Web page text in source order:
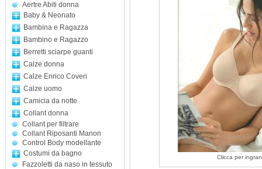
Aertre Abiti donna
Baby & Neonato
Bambina e Ragazza
Bambino e Ragazzo
Berretti sciarpe guanti
Calze donna
Calze Enrico Coveri
Calze uomo
Camicia da notte
Collant donna
Collant per filtrare
Collant Riposanti Manon
Control Body modellante
Costumi da bagno
Fazzoletti da naso in tessuto
Clicca per